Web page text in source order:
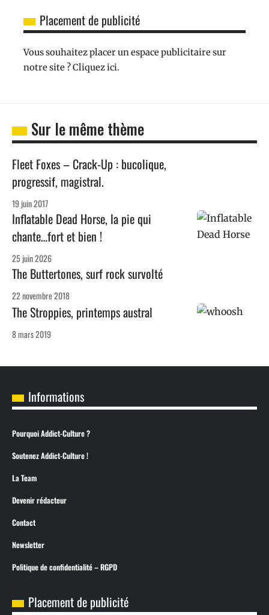
Placement de publicité
Vous souhaitez placer un espace publicitaire sur
notre site ? Cliquez ici.
Sur le même thème
Fleet Foxes – Crack-Up : bucolique,
progressif, magistral.
19 juin 2017
Inflatable Dead Horse, la pie qui
chante…fort et bien !
25 juin 2026
The Buttertones, surf rock survolté
22 novembre 2018
The Stroppies, printemps austral
8 mars 2019
Informations
Pourquoi Addict-Culture ?
Soutenez Addict-Culture !
La Team
Devenir rédacteur
Contact
Newsletter
Politique de confidentialité – RGPD
Placement de publicité